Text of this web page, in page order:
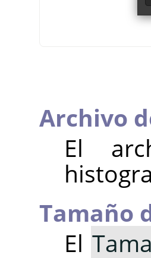
Archivo
El
Tamaño
El